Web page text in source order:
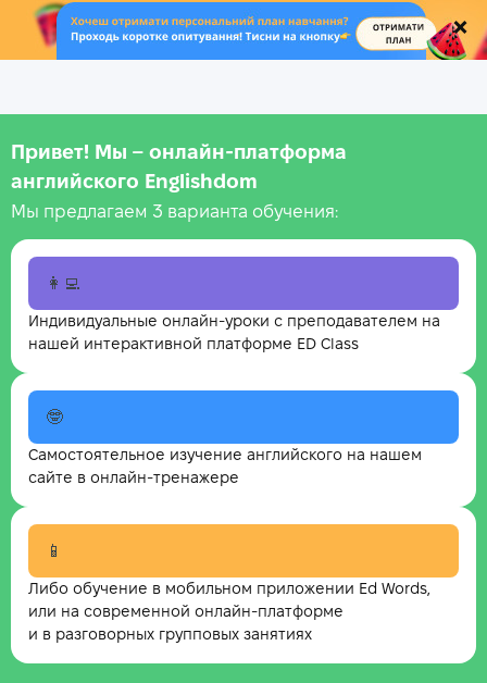
.
Привет! Мы – онлайн‑платформа
английского Englishdom
Мы предлагаем 3 варианта обучения:
👩‍💻
Индивидуальные онлайн-уроки с преподавателем на
нашей интерактивной платформе ED Class
🤓
Самостоятельное изучение английского на нашем
сайте в онлайн-тренажере
📱
Либо обучение в мобильном приложении Ed Words,
или на современной онлайн-платформе
и в разговорных групповых занятиях